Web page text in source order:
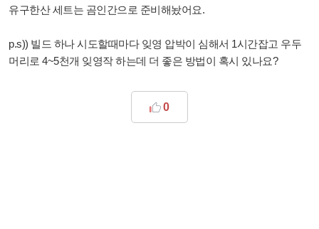
유구한산 세트는 곰인간으로 준비해놨어요.
p.s)) 빌드 하나 시도할때마다 잊영 압박이 심해서 1시간잡고 우두
머리로 4~5천개 잊영작 하는데 더 좋은 방법이 혹시 있나요?
0